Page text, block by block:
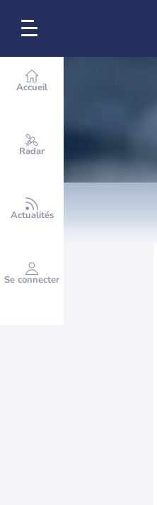
Accueil
Radar
Actualités
Se connecter